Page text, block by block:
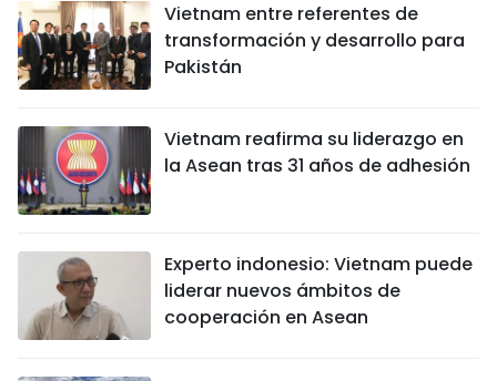
Vietnam entre referentes de
transformación y desarrollo para
Pakistán
Vietnam reafirma su liderazgo en
la Asean tras 31 años de adhesión
Experto indonesio: Vietnam puede
liderar nuevos ámbitos de
cooperación en Asean